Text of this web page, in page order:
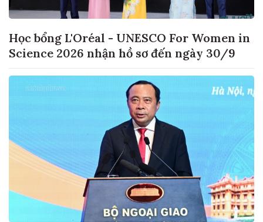
Học bổng L'Oréal - UNESCO For Women in
Science 2026 nhận hồ sơ đến ngày 30/9